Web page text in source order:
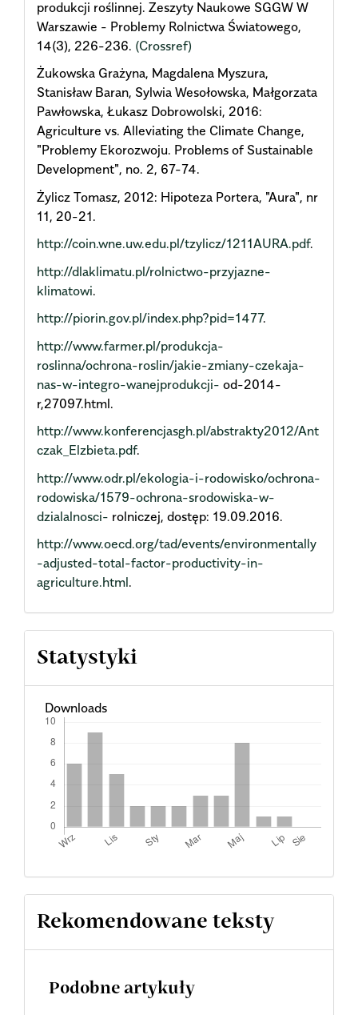
produkcji roślinnej. Zeszyty Naukowe SGGW W
Warszawie - Problemy Rolnictwa Światowego,
14(3), 226-236. (Crossref)
Żukowska Grażyna, Magdalena Myszura,
Stanisław Baran, Sylwia Wesołowska, Małgorzata
Pawłowska, Łukasz Dobrowolski, 2016:
Agriculture vs. Alleviating the Climate Change,
"Problemy Ekorozwoju. Problems of Sustainable
Development", no. 2, 67-74.
Żylicz Tomasz, 2012: Hipoteza Portera, "Aura", nr
11, 20-21.
http://coin.wne.uw.edu.pl/tzylicz/1211AURA.pdf.
http://dlaklimatu.pl/rolnictwo-przyjazne-
klimatowi.
http://piorin.gov.pl/index.php?pid=1477.
http://www.farmer.pl/produkcja-
roslinna/ochrona-roslin/jakie-zmiany-czekaja-
nas-w-integro-wanejprodukcji- od-2014-
r,27097.html.
http://www.konferencjasgh.pl/abstrakty2012/Ant
czak_Elzbieta.pdf.
http://www.odr.pl/ekologia-i-rodowisko/ochrona-
rodowiska/1579-ochrona-srodowiska-w-
dzialalnosci- rolniczej, dostęp: 19.09.2016.
http://www.oecd.org/tad/events/environmentally
-adjusted-total-factor-productivity-in-
agriculture.html.
Statystyki
Downloads
Rekomendowane teksty
Podobne artykuły